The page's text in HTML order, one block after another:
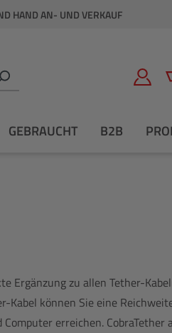
HAND AN- UND VERKAUF
GEBRAUCHT B2B
Ergänzung zu allen Tether-
Kabel können Sie eine
erreichen.